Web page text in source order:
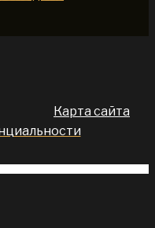
Карта сайта